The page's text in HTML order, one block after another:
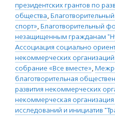
президентских грантов по
общества,
спорт», Благотворительный
незащищенным гражданам
Ассоциация социально
некоммерческих
собрание «Все вместе»,
благотворительная
развития некоммерческих
некоммерческая
исследований и инициатив